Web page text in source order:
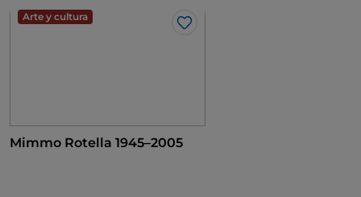
Arte y cultura
Me gusta
Mimmo Rotella 1945–2005